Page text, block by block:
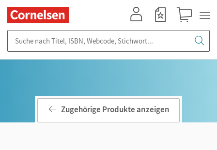
Zugehörige Produkte anzeigen